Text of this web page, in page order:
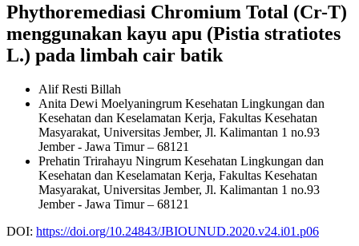
Phythoremediasi Chromium Total (Cr-T)
menggunakan kayu apu (Pistia stratiotes
L.) pada limbah cair batik
Alif Resti Billah
Anita Dewi Moelyaningrum Kesehatan Lingkungan dan
Kesehatan dan Keselamatan Kerja, Fakultas Kesehatan
Masyarakat, Universitas Jember, Jl. Kalimantan 1 no.93
Jember - Jawa Timur – 68121
Prehatin Trirahayu Ningrum Kesehatan Lingkungan dan
Kesehatan dan Keselamatan Kerja, Fakultas Kesehatan
Masyarakat, Universitas Jember, Jl. Kalimantan 1 no.93
Jember - Jawa Timur – 68121
DOI: https://doi.org/10.24843/JBIOUNUD.2020.v24.i01.p06